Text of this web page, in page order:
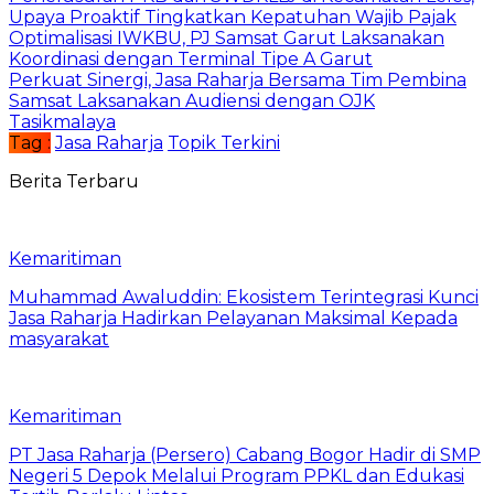
Upaya Proaktif Tingkatkan Kepatuhan Wajib Pajak
Optimalisasi IWKBU, PJ Samsat Garut Laksanakan
Koordinasi dengan Terminal Tipe A Garut
Perkuat Sinergi, Jasa Raharja Bersama Tim Pembina
Samsat Laksanakan Audiensi dengan OJK
Tasikmalaya
Tag : Jasa Raharja Topik Terkini
Berita Terbaru
Kemaritiman
Muhammad Awaluddin: Ekosistem Terintegrasi Kunci
Jasa Raharja Hadirkan Pelayanan Maksimal Kepada
masyarakat
Kemaritiman
PT Jasa Raharja (Persero) Cabang Bogor Hadir di SMP
Negeri 5 Depok Melalui Program PPKL dan Edukasi